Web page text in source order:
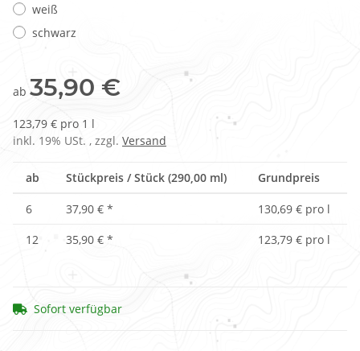
weiß
schwarz
ab 35,90 €
123,79 € pro 1 l
inkl. 19% USt. , zzgl. Versand
ab Stückpreis / Stück (290,00 ml) Grundpreis
6 37,90 € *
130,69 € pro l
12
35,90 € * 123,79 € pro l
Sofort verfügbar